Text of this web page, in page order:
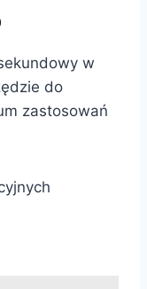
w
do
zastosowań